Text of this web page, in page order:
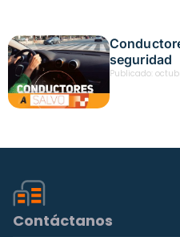
seguridad
Publicado:
Contáctanos